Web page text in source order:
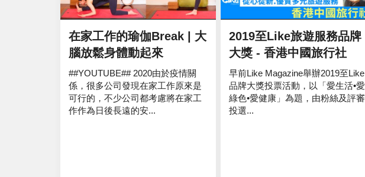
在家工作的瑜伽Break | 大
腦放鬆身體動起來
##YOUTUBE## 2020由於疫情關
係，很多公司發現在家工作原來是
可行的，不少公司都考慮將在家工
作作為日後長遠的安...
2019至Like旅遊服務品牌
大獎 - 香港中國旅行社
早前Like Magazine舉辦2019至Like
品牌大獎投票活動，以「愛生活•愛
綠色•愛健康」為題，由粉絲及評審
投選...